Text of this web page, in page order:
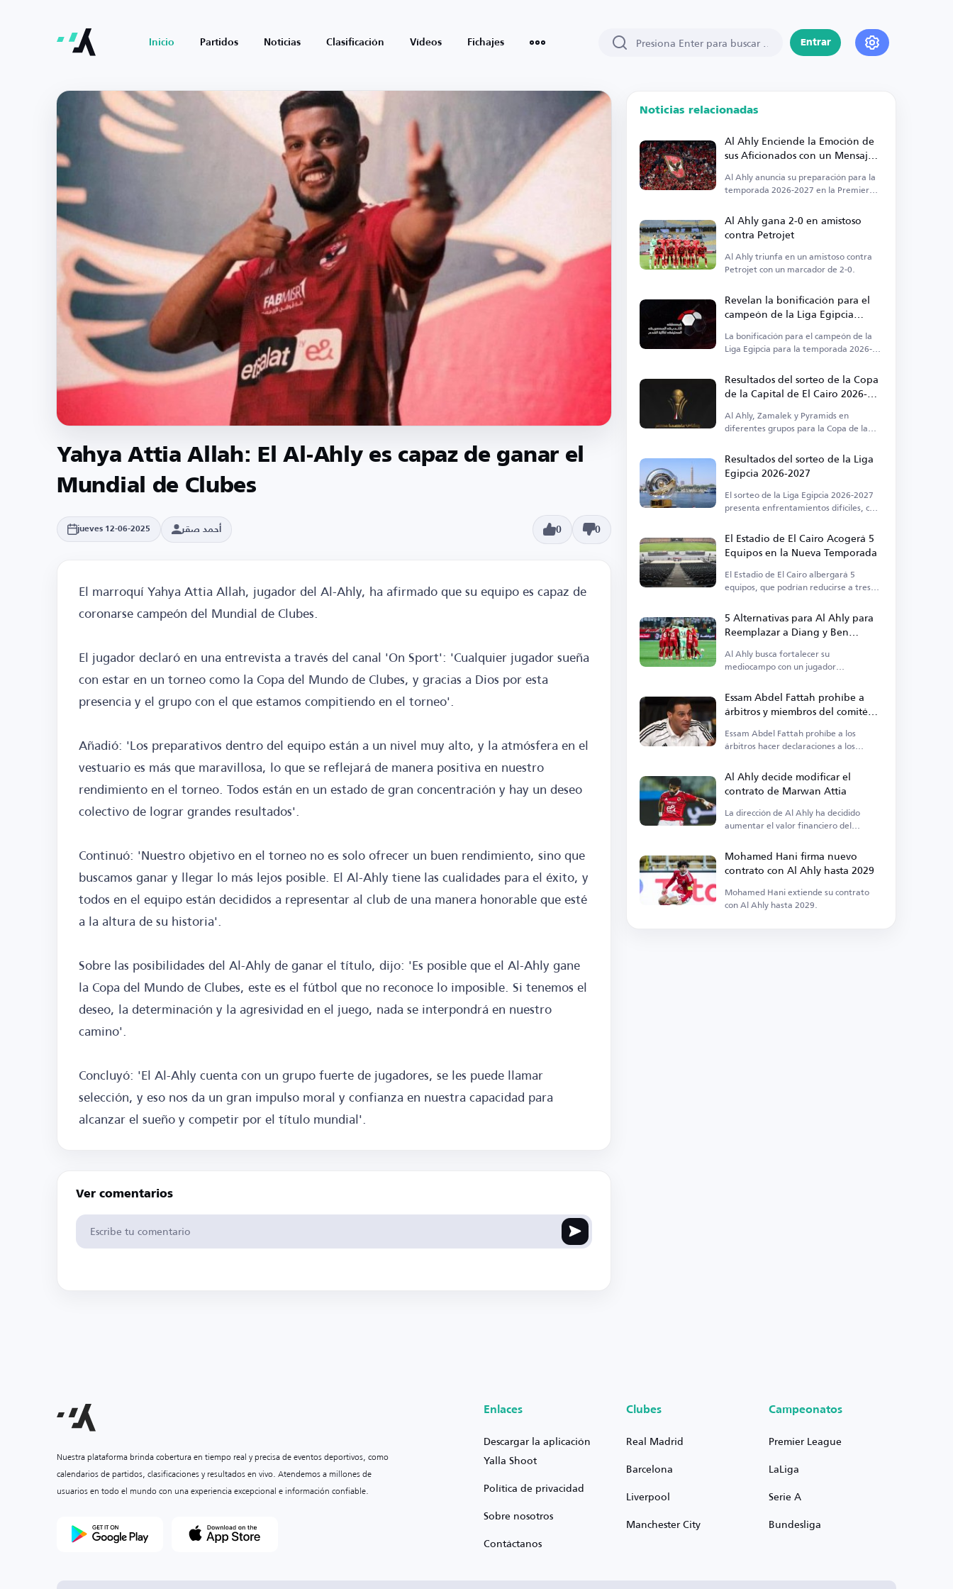
Inicio Partidos Noticias Clasificación Vídeos Fichajes Entrar
Yahya Attia Allah: El Al-Ahly es capaz de ganar el
Mundial de Clubes
jueves 12-06-2025 أحمد صقر 0 0
El marroquí Yahya Attia Allah, jugador del Al-Ahly, ha afirmado que su equipo es capaz de
coronarse campeón del Mundial de Clubes.
El jugador declaró en una entrevista a través del canal 'On Sport': 'Cualquier jugador sueña
con estar en un torneo como la Copa del Mundo de Clubes, y gracias a Dios por esta
presencia y el grupo con el que estamos compitiendo en el torneo'.
Añadió: 'Los preparativos dentro del equipo están a un nivel muy alto, y la atmósfera en el
vestuario es más que maravillosa, lo que se reflejará de manera positiva en nuestro
rendimiento en el torneo. Todos están en un estado de gran concentración y hay un deseo
colectivo de lograr grandes resultados'.
Continuó: 'Nuestro objetivo en el torneo no es solo ofrecer un buen rendimiento, sino que
buscamos ganar y llegar lo más lejos posible. El Al-Ahly tiene las cualidades para el éxito, y
todos en el equipo están decididos a representar al club de una manera honorable que esté
a la altura de su historia'.
Sobre las posibilidades del Al-Ahly de ganar el título, dijo: 'Es posible que el Al-Ahly gane
la Copa del Mundo de Clubes, este es el fútbol que no reconoce lo imposible. Si tenemos el
deseo, la determinación y la agresividad en el juego, nada se interpondrá en nuestro
camino'.
Concluyó: 'El Al-Ahly cuenta con un grupo fuerte de jugadores, se les puede llamar
selección, y eso nos da un gran impulso moral y confianza en nuestra capacidad para
alcanzar el sueño y competir por el título mundial'.
Ver comentarios
Noticias relacionadas
Al Ahly Enciende la Emoción de
sus Aficionados con un Mensaje
Fuerte Antes del Inicio de la Liga
Al Ahly anuncia su preparación para la
temporada 2026-2027 en la Premier
Al Ahly gana 2-0 en amistoso
contra Petrojet
Al Ahly triunfa en un amistoso contra
Petrojet con un marcador de 2-0.
Revelan la bonificación para el
campeón de la Liga Egipcia
2026-2027
La bonificación para el campeón de la
Liga Egipcia para la temporada 2026-
egipcias.
Resultados del sorteo de la Copa
de la Capital de El Cairo 2026-
2027
Al Ahly, Zamalek y Pyramids en
diferentes grupos para la Copa de la
Resultados del sorteo de la Liga
Egipcia 2026-2027
El sorteo de la Liga Egipcia 2026-2027
presenta enfrentamientos difíciles, con
El Estadio de El Cairo Acogerá 5
Equipos en la Nueva Temporada
El Estadio de El Cairo albergará 5
equipos, que podrían reducirse a tres
5 Alternativas para Al Ahly para
Reemplazar a Diang y Ben
Ramadan
Al Ahly busca fortalecer su
mediocampo con un jugador
Essam Abdel Fattah prohíbe a
árbitros y miembros del comité
aparecer en medios
Essam Abdel Fattah prohíbe a los
árbitros hacer declaraciones a los
Al Ahly decide modificar el
contrato de Marwan Attia
La dirección de Al Ahly ha decidido
aumentar el valor financiero del
Attia.
Mohamed Hani firma nuevo
contrato con Al Ahly hasta 2029
Mohamed Hani extiende su contrato
con Al Ahly hasta 2029.
Nuestra plataforma brinda cobertura en tiempo real y precisa de eventos deportivos, como
calendarios de partidos, clasificaciones y resultados en vivo. Atendemos a millones de
usuarios en todo el mundo con una experiencia excepcional e información confiable.
Enlaces
Descargar la aplicación
Yalla Shoot
Política de privacidad
Sobre nosotros
Contáctanos
Clubes
Real Madrid
Barcelona
Liverpool
Manchester City
Campeonatos
Premier League
LaLiga
Serie A
Bundesliga